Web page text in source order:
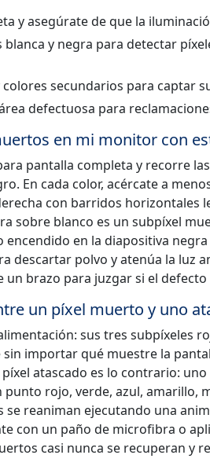
y asegúrate de que la
blanca y negra para detectar
colores secundarios para captar
defectuosa para
en mi monitor con
pantalla completa y recorre
En cada color, acércate a
con barridos horizontales
sobre blanco es un subpíxel
en la diapositiva
descartar polvo y atenúa la luz
un brazo para juzgar si el
un píxel muerto y uno
sus tres subpíxeles
importar qué muestre la
atascado es lo contrario:
rojo, verde, azul, amarillo,
se reaniman ejecutando una
con un paño de microfibra o
casi nunca se recuperan y